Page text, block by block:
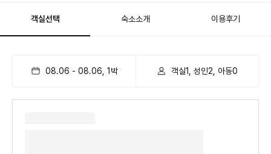
객실선택 숙소소개 이용후기
08.06 - 08.06 1 박 객실1, 성인2, 아동0